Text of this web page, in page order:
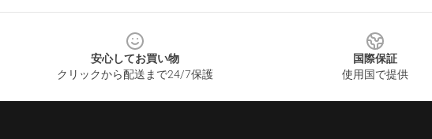
安心してお買い物
クリックから配送まで24/7保護
国際保証
使用国で提供